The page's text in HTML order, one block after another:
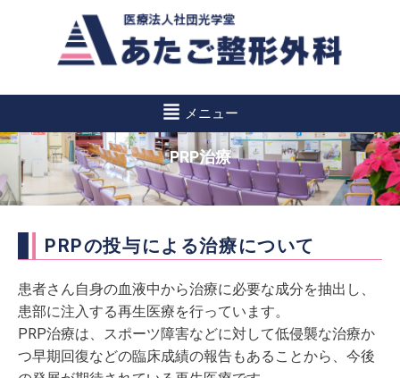
ツ
へ
ス
キ
メニュー
PRP治療
PRPの投与による治療について
患者さん自身の血液中から治療に必要な成分を抽出し、
患部に注入する再生医療を行っています。
PRP治療は、スポーツ障害などに対して低侵襲な治療か
つ早期回復などの臨床成績の報告もあることから、今後